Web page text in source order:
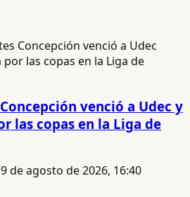
venció a Udec y
las copas en la Liga de
9 de agosto de 2026, 16:40